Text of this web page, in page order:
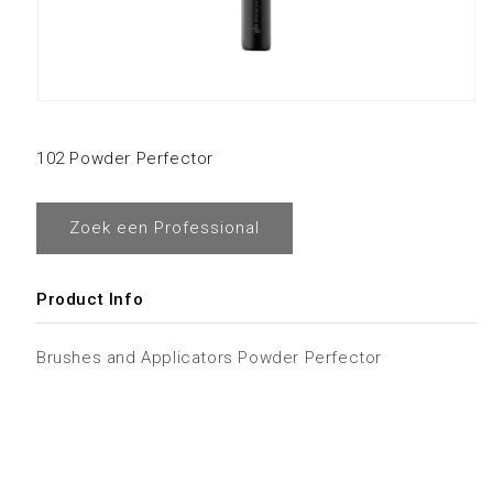
102 Powder Perfector
Zoek een Professional
Product Info
Brushes and Applicators Powder Perfector